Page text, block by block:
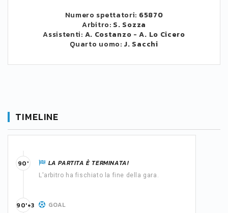
Numero spettatori: 65870
Arbitro: S. Sozza
Assistenti: A. Costanzo -A. Lo Cicero
Quarto uomo: J. Sacchi
TIMELINE
LA PARTITA È TERMINATA!
L'arbitro ha fischiato la fine della gara.
90'
GOAL
90'+3